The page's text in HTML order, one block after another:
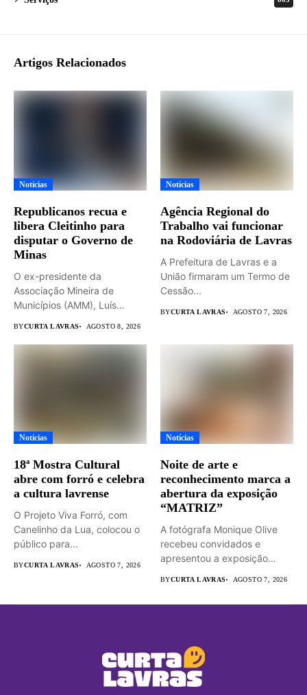
Artigos Relacionados
Notícias
Republicanos recua e
libera Cleitinho para
disputar o Governo de
Minas
O ex-presidente da
Associação Mineira de
Municípios (AMM), Luís
BYCURTA LAVRAS AGOSTO 8, 2026
Notícias
Agência Regional do
Trabalho vai funcionar
na Rodoviária de Lavras
A Prefeitura de Lavras e a
União firmaram um Termo de
Cessão...
BYCURTA LAVRAS AGOSTO 7, 2026
Notícias
18ª Mostra Cultural
abre com forró e celebra
a cultura lavrense
O Projeto Viva Forró, com
Canelinho da Lua, colocou o
público para...
BYCURTA LAVRAS AGOSTO 7, 2026
Notícias
Noite de arte e
reconhecimento marca a
abertura da exposição
“MATRIZ”
A fotógrafa Monique Olive
recebeu convidados e
apresentou a exposição
BYCURTA LAVRAS AGOSTO 7, 2026